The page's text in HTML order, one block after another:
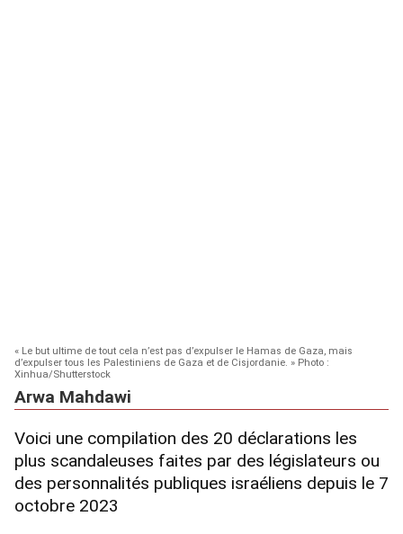
« Le but ultime de tout cela n’est pas d’expulser le Hamas de Gaza, mais
d’expulser tous les Palestiniens de Gaza et de Cisjordanie. » Photo :
Xinhua/Shutterstock
Arwa Mahdawi
Voici une compilation des 20 déclarations les
plus scandaleuses faites par des législateurs ou
des personnalités publiques israéliens depuis le 7
octobre 2023